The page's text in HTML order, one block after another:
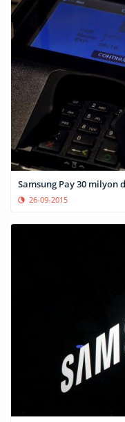
Samsung Pay 30 milyon
26-09-2015